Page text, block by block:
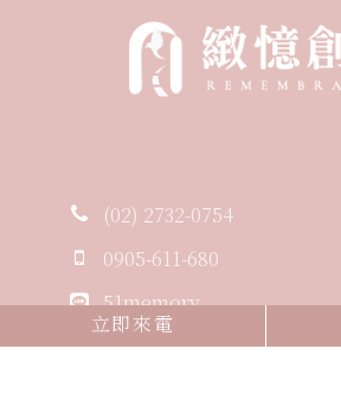
(02) 2732-0754
0905-611-680
51memory
立即來電